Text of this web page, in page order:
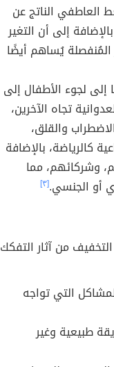
العاطفي الناتج عن
إلى أن التغير
يُساهم أيضًا
إلى لجوء الأطفال إلى
تجاه الآخرين،
والقلق،
كالرياضة، بالإضافة
وشركائهم، مما
أو الجنسي.[٣]
من آثار التفكك
التي تواجه
طبيعية وغير